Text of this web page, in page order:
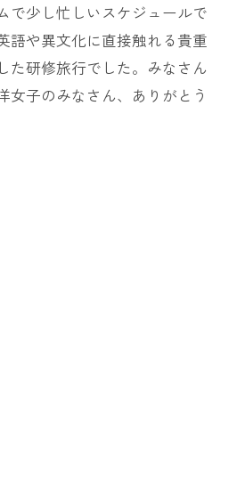
で少し忙しいスケジュールで
語や異文化に直接触れる貴重
た研修旅行でした。みなさん
女子のみなさん、ありがとう